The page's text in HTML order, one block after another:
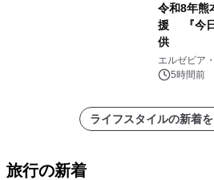
令和8年熊
援 『今日
供
エルゼビア
5時間前
ライフスタイルの新着
旅行の新着